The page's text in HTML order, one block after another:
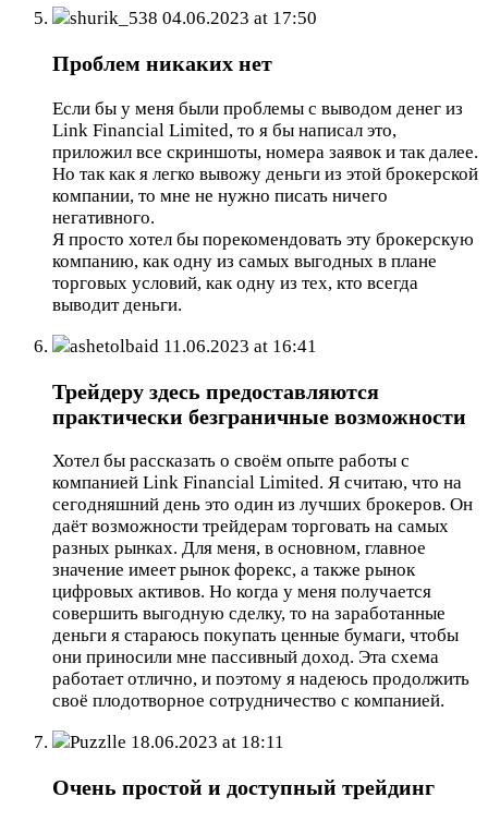
shurik_538 04.06.2023 at 17:50
Проблем никаких нет
Если бы у меня были проблемы с выводом денег из
Link Financial Limited, то я бы написал это,
приложил все скриншоты, номера заявок и так далее.
Но так как я легко вывожу деньги из этой брокерской
компании, то мне не нужно писать ничего
негативного.
Я просто хотел бы порекомендовать эту брокерскую
компанию, как одну из самых выгодных в плане
торговых условий, как одну из тех, кто всегда
выводит деньги.
ashetolbaid 11.06.2023 at 16:41
Трейдеру здесь предоставляются
практически безграничные возможности
Хотел бы рассказать о своём опыте работы с
компанией Link Financial Limited. Я считаю, что на
сегодняшний день это один из лучших брокеров. Он
даёт возможности трейдерам торговать на самых
разных рынках. Для меня, в основном, главное
значение имеет рынок форекс, а также рынок
цифровых активов. Но когда у меня получается
совершить выгодную сделку, то на заработанные
деньги я стараюсь покупать ценные бумаги, чтобы
они приносили мне пассивный доход. Эта схема
работает отлично, и поэтому я надеюсь продолжить
своё плодотворное сотрудничество с компанией.
Puzzlle 18.06.2023 at 18:11
Очень простой и доступный трейдинг